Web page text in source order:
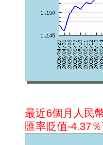
最近6個月人民
匯率貶值-4.37